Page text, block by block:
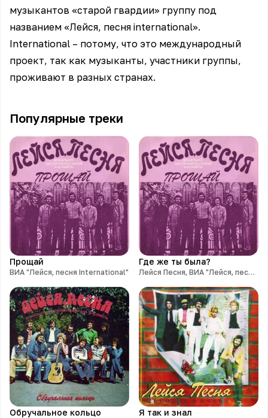
музыкантов «старой гвардии» группу под
названием «Лейся, песня international».
International – потому, что это международный
проект, так как музыканты, участники группы,
проживают в разных странах.
Популярные треки
Прощай
ВИА "Лейся, песня International"
Где же ты была?
Лейся Песня, ВИА "Лейся, песня International"
Обручальное кольцо Я так и знал